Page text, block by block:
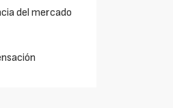
del mercado